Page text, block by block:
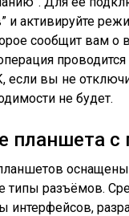
и активируйте
сообщит вам
если вы не
не будет.
планшета
оснащены
типы разъёмов.
интерфейсов,